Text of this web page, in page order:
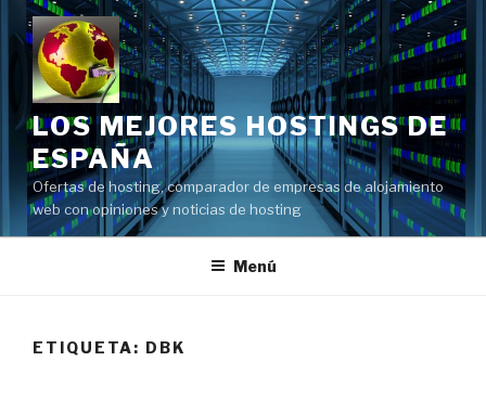
Saltar
contenido
LOS MEJORES HOSTINGS DE
ESPAÑA
Ofertas de hosting, comparador de empresas de alojamiento
web con opiniones y noticias de hosting
Menú
ETIQUETA: DBK